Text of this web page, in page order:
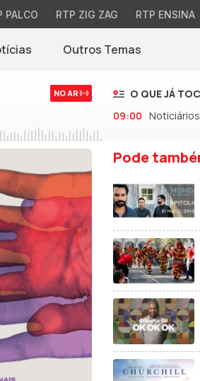
PALCO RTP ZIG ZAG RTP ENSINA
(abre em nova janela)
Outros Temas
NO AR
O QUE JÁ
09:00
Pode